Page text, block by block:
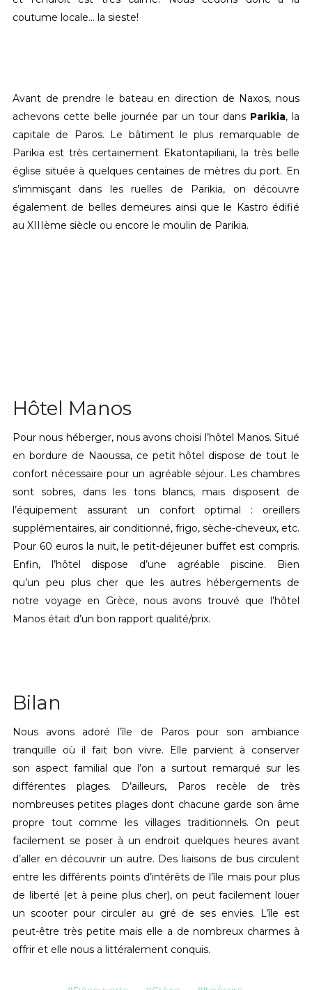
coutume locale… la sieste!
Avant de prendre le bateau en direction de Naxos, nous
achevons cette belle journée par un tour dans Parikia, la
capitale de Paros. Le bâtiment le plus remarquable de
Parikia est très certainement Ekatontapiliani, la très belle
église située à quelques centaines de mètres du port. En
s’immisçant dans les ruelles de Parikia, on découvre
également de belles demeures ainsi que le Kastro édifié
au XIIIème siècle ou encore le moulin de Parikia.
Hôtel Manos
Pour nous héberger, nous avons choisi l’hôtel Manos. Situé
en bordure de Naoussa, ce petit hôtel dispose de tout le
confort nécessaire pour un agréable séjour. Les chambres
sont sobres, dans les tons blancs, mais disposent de
l’équipement assurant un confort optimal : oreillers
supplémentaires, air conditionné, frigo, sèche-cheveux, etc.
Pour 60 euros la nuit, le petit-déjeuner buffet est compris.
Enfin, l’hôtel dispose d’une agréable piscine. Bien
qu’un peu plus cher que les autres hébergements de
notre voyage en Grèce, nous avons trouvé que l’hôtel
Manos était d’un bon rapport qualité/prix.
Bilan
Nous avons adoré l’île de Paros pour son ambiance
tranquille où il fait bon vivre. Elle parvient à conserver
son aspect familial que l’on a surtout remarqué sur les
différentes plages. D’ailleurs, Paros recèle de très
nombreuses petites plages dont chacune garde son âme
propre tout comme les villages traditionnels. On peut
facilement se poser à un endroit quelques heures avant
d’aller en découvrir un autre. Des liaisons de bus circulent
entre les différents points d’intérêts de l’île mais pour plus
de liberté (et à peine plus cher), on peut facilement louer
un scooter pour circuler au gré de ses envies. L’île est
peut-être très petite mais elle a de nombreux charmes à
offrir et elle nous a littéralement conquis.